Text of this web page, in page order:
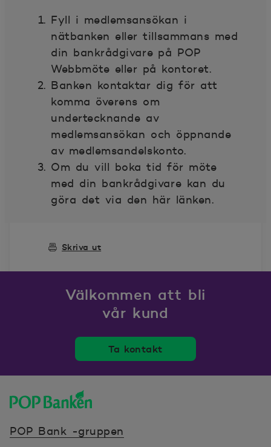
Fyll i medlemsansökan i
nätbanken eller tillsammans med
din bankrådgivare på POP
Webbmöte eller på kontoret.
Banken kontaktar dig för att
komma överens om
undertecknande av
medlemsansökan och öppnande
av medlemsandelskonto.
Om du vill boka tid för möte
med din bankrådgivare kan du
göra det via den här länken.
Skriva ut
Välkommen att bli
vår kund
Ta kontakt
POP Bank -gruppen